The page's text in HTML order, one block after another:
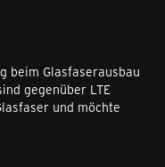
beim Glasfaserausbau
gegenüber LTE
und möchte